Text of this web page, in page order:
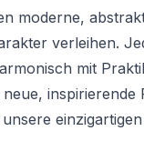
moderne,
verleihen.
mit
inspirierende